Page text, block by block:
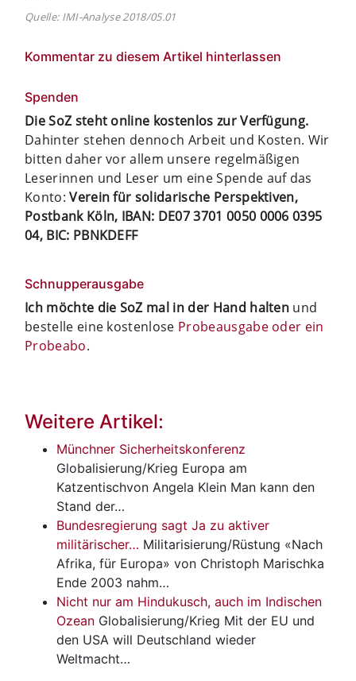
Quelle: IMI-Analyse 2018/05.01
Kommentar zu diesem Artikel hinterlassen
Spenden
Die SoZ steht online kostenlos zur Verfügung.
Dahinter stehen dennoch Arbeit und Kosten. Wir
bitten daher vor allem unsere regelmäßigen
Leserinnen und Leser um eine Spende auf das
Konto:Verein für solidarische Perspektiven,
Postbank Köln, IBAN: DE07 3701 0050 0006 0395
04, BIC: PBNKDEFF
Schnupperausgabe
Ich möchte die SoZ mal in der Hand halten und
bestelle eine kostenlose Probeausgabe oder ein
Probeabo.
Weitere Artikel:
Münchner Sicherheitskonferenz
Globalisierung/Krieg Europa am
Katzentischvon Angela Klein Man kann den
Stand der…
Bundesregierung sagt Ja zu aktiver
militärischer… Militarisierung/Rüstung «Nach
Afrika, für Europa» von Christoph Marischka
Ende 2003 nahm…
Nicht nur am Hindukusch, auch im Indischen
Ozean Globalisierung/Krieg Mit der EU und
den USA will Deutschland wieder
Weltmacht…